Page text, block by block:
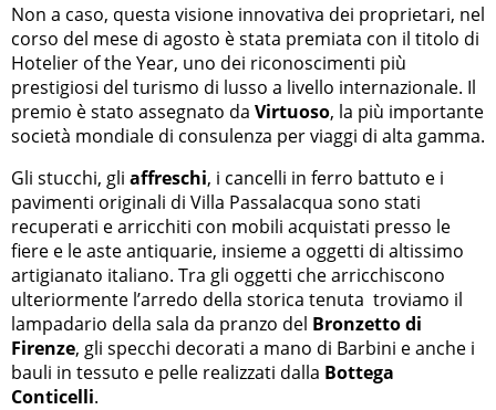
Non a caso, questa visione innovativa dei proprietari, nel
corso del mese di agosto è stata premiata con il titolo di
Hotelier of the Year, uno dei riconoscimenti più
prestigiosi del turismo di lusso a livello internazionale. Il
premio è stato assegnato da Virtuoso, la più importante
società mondiale di consulenza per viaggi di alta gamma.
Gli stucchi, gli affreschi, i cancelli in ferro battuto e i
pavimenti originali di Villa Passalacqua sono stati
recuperati e arricchiti con mobili acquistati presso le
fiere e le aste antiquarie, insieme a oggetti di altissimo
artigianato italiano. Tra gli oggetti che arricchiscono
ulteriormente l’arredo della storica tenuta troviamo il
lampadario della sala da pranzo del Bronzetto di
Firenze, gli specchi decorati a mano di Barbini e anche i
bauli in tessuto e pelle realizzati dalla Bottega
Conticelli.